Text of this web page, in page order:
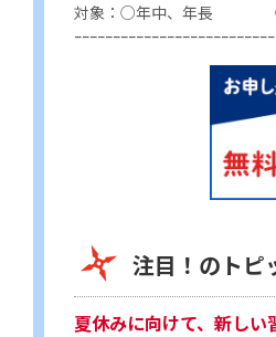
対象：○年中、年長
ｰｰｰｰｰｰｰｰｰｰｰｰｰｰｰｰｰｰｰｰｰｰｰｰｰ
注目！のトピ
夏休みに向けて、新しい